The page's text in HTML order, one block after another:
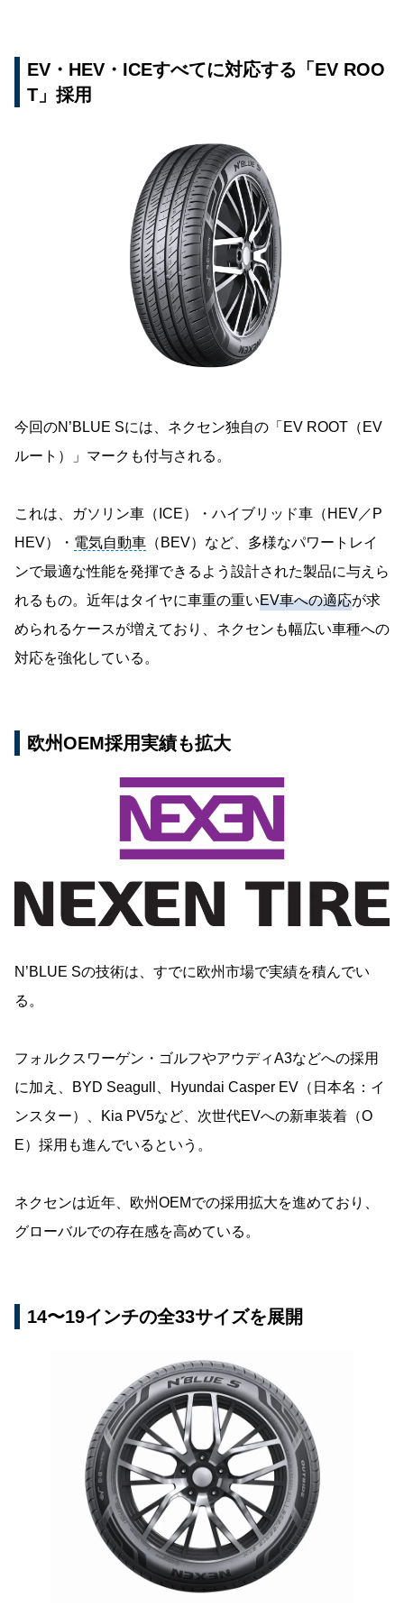
EV・HEV・ICEすべてに対応する「EV ROO
T」採用
今回のN’BLUE Sには、ネクセン独自の「EV ROOT（EV
ルート）」マークも付与される。
これは、ガソリン車（ICE）・ハイブリッド車（HEV／P
HEV）・ 電気自動車 （BEV）など、多様なパワートレイ
ンで最適な性能を発揮できるよう設計された製品に与えら
れるもの。近年はタイヤに車重の重いEV車への適応が求
められるケースが増えており、ネクセンも幅広い車種への
対応を強化している。
欧州OEM採用実績も拡大
N’BLUE Sの技術は、すでに欧州市場で実績を積んでい
る。
フォルクスワーゲン・ゴルフやアウディA3などへの採用
に加え、BYD Seagull、Hyundai Casper EV（日本名：イ
ンスター）、Kia PV5など、次世代EVへの新車装着（O
E）採用も進んでいるという。
ネクセンは近年、欧州OEMでの採用拡大を進めており、
グローバルでの存在感を高めている。
14〜19インチの全33サイズを展開